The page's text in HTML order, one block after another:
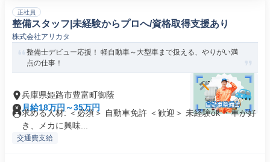
正社員
整備スタッフ|未経験からプロへ/資格取得支援あり
株式会社アリカタ
整備士デビュー応援！ 軽自動車～大型車まで扱える、やりがい満
点の仕事！
兵庫県姫路市豊富町御蔭
月給18万円～35万円
求める人材: ＜必須＞ 自動車免許 ＜歓迎＞ 未経験ok ・車が好
き、メカに興味...
交通費支給